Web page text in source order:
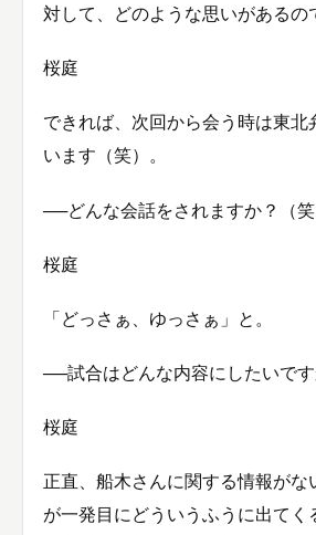
対して、どのような思いがあるの
桜庭
できれば、次回から会う時は東北
います（笑）。
──どんな会話をされますか？（笑
桜庭
「どっさぁ、ゆっさぁ」と。
──試合はどんな内容にしたいです
桜庭
正直、船木さんに関する情報がな
が一発目にどういうふうに出てく